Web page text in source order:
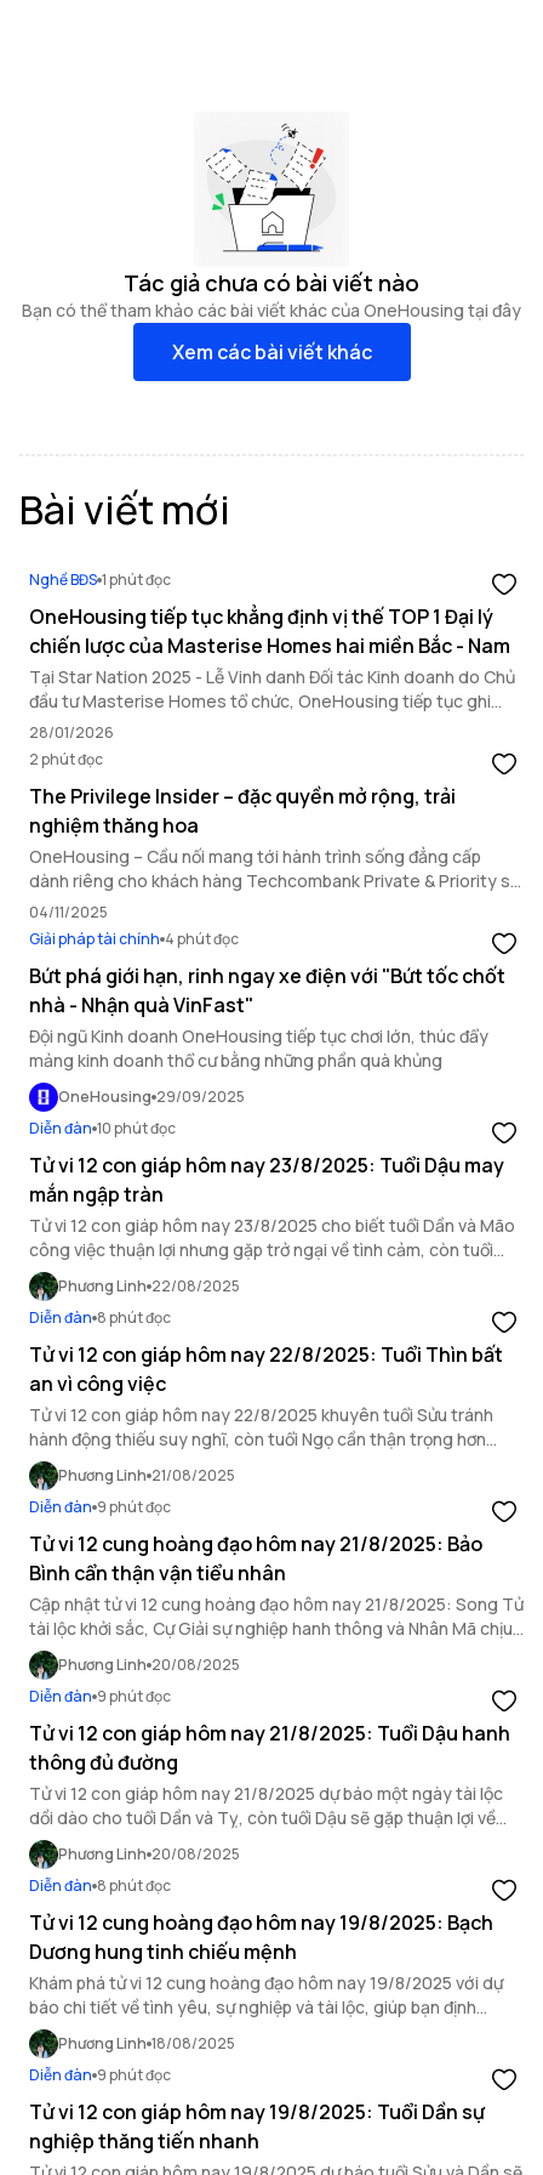
Tác giả chưa có bài viết nào
Bạn có thể tham khảo các bài viết khác của OneHousing tại đây
Xem các bài viết khác
Bài viết mới
Nghề BĐS 1 phút đọc
OneHousing tiếp tục khẳng định vị thế TOP 1 Đại lý
chiến lược của Masterise Homes hai miền Bắc - Nam
Tại Star Nation 2025 - Lễ Vinh danh Đối tác Kinh doanh do Chủ
đầu tư Masterise Homes tổ chức, OneHousing tiếp tục ghi
dấu ấn nổi bật với loạt thành tích quan trọng, khẳng định năng
lực triển khai toàn diện và vai trò đối tác chiến lược hàng đầu.
28/01/2026
2 phút đọc
The Privilege Insider – đặc quyền mở rộng, trải
nghiệm thăng hoa
OneHousing – Cầu nối mang tới hành trình sống đẳng cấp
dành riêng cho khách hàng Techcombank Private & Priority sở
hữu bất động sản Masterise Homes.
04/11/2025
Giải pháp tài chính 4 phút đọc
Bứt phá giới hạn, rinh ngay xe điện với "Bứt tốc chốt
nhà - Nhận quà VinFast"
Đội ngũ Kinh doanh OneHousing tiếp tục chơi lớn, thúc đẩy
mảng kinh doanh thổ cư bằng những phần quà khủng
OneHousing 29/09/2025
Diễn đàn 10 phút đọc
Tử vi 12 con giáp hôm nay 23/8/2025: Tuổi Dậu may
mắn ngập tràn
Tử vi 12 con giáp hôm nay 23/8/2025 cho biết tuổi Dần và Mão
công việc thuận lợi nhưng gặp trở ngại về tình cảm, còn tuổi
Dậu may mắn ngập tràn.
Phương Linh 22/08/2025
Diễn đàn 8 phút đọc
Tử vi 12 con giáp hôm nay 22/8/2025: Tuổi Thìn bất
an vì công việc
Tử vi 12 con giáp hôm nay 22/8/2025 khuyên tuổi Sửu tránh
hành động thiếu suy nghĩ, còn tuổi Ngọ cần thận trọng hơn
trong mối quan hệ xã giao.
Phương Linh 21/08/2025
Diễn đàn 9 phút đọc
Tử vi 12 cung hoàng đạo hôm nay 21/8/2025: Bảo
Bình cẩn thận vận tiểu nhân
Cập nhật tử vi 12 cung hoàng đạo hôm nay 21/8/2025: Song Tử
tài lộc khởi sắc, Cự Giải sự nghiệp hanh thông và Nhân Mã chịu
ảnh hưởng bởi hung vận.
Phương Linh 20/08/2025
Diễn đàn 9 phút đọc
Tử vi 12 con giáp hôm nay 21/8/2025: Tuổi Dậu hanh
thông đủ đường
Tử vi 12 con giáp hôm nay 21/8/2025 dự báo một ngày tài lộc
dồi dào cho tuổi Dần và Tỵ, còn tuổi Dậu sẽ gặp thuận lợi về
mọi mặt.
Phương Linh 20/08/2025
Diễn đàn 8 phút đọc
Tử vi 12 cung hoàng đạo hôm nay 19/8/2025: Bạch
Dương hung tinh chiếu mệnh
Khám phá tử vi 12 cung hoàng đạo hôm nay 19/8/2025 với dự
báo chi tiết về tình yêu, sự nghiệp và tài lộc, giúp bạn định
hướng ngày mới.
Phương Linh 18/08/2025
Diễn đàn 9 phút đọc
Tử vi 12 con giáp hôm nay 19/8/2025: Tuổi Dần sự
nghiệp thăng tiến nhanh